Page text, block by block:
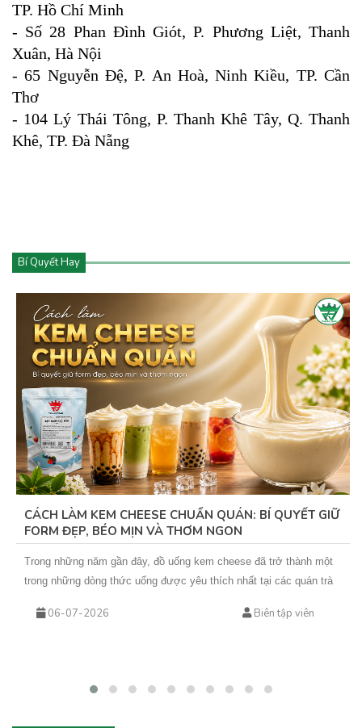
TP. Hồ Chí Minh
- Số 28 Phan Đình Giót, P. Phương Liệt, Thanh
Xuân, Hà Nội
- 65 Nguyễn Đệ, P. An Hoà, Ninh Kiều, TP. Cần
Thơ
- 104 Lý Thái Tông, P. Thanh Khê Tây, Q. Thanh
Khê, TP. Đà Nẵng
Bí Quyết Hay
CÁCH LÀM KEM CHEESE CHUẨN QUÁN: BÍ QUYẾT GIỮ
FORM ĐẸP, BÉO MỊN VÀ THƠM NGON
Trong những năm gần đây, đồ uống kem cheese đã trở thành một
trong những dòng thức uống được yêu thích nhất tại các quán trà
cheese đến cà phê kem cheese hay matcha kem cheese, tất cả
06-07-2026 Biên tập viên